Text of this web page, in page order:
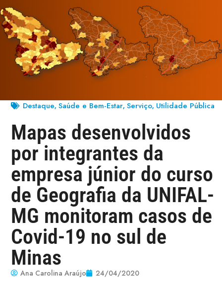
Destaque,Saúde e Bem-Estar,Serviço, Utilidade Pública
Mapas desenvolvidos
por integrantes da
empresa júnior do curso
de Geografia da UNIFAL-
MG monitoram casos de
Covid-19 no sul de
Minas
Ana Carolina Araújo 24/04/2020